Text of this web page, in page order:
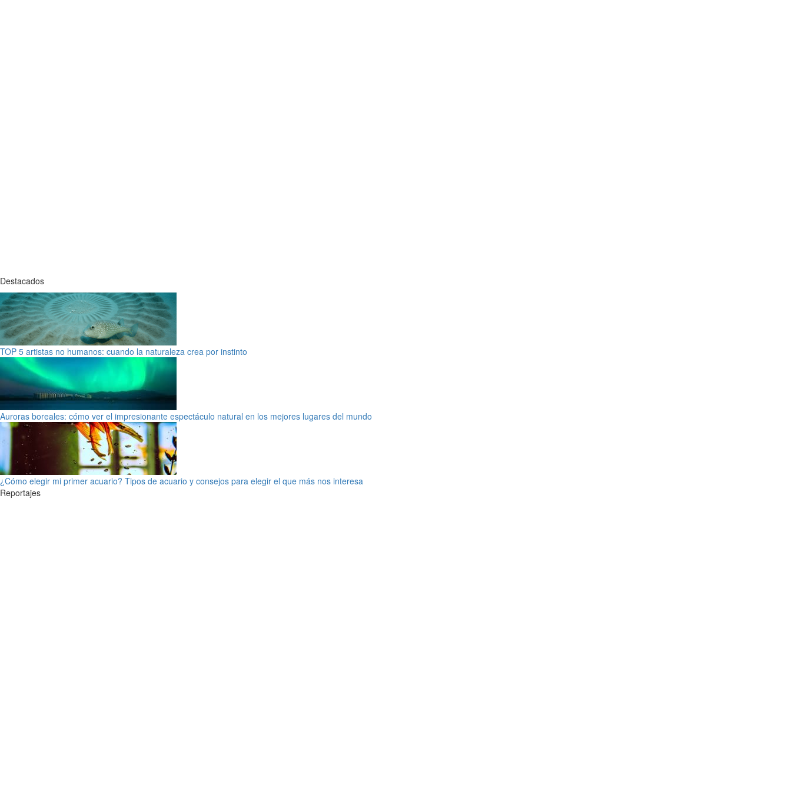
Destacados
TOP 5 artistas no humanos: cuando la naturaleza crea por instinto
Auroras boreales: cómo ver el impresionante espectáculo natural en los mejores lugares del mundo
¿Cómo elegir mi primer acuario? Tipos de acuario y consejos para elegir el que más nos interesa
Reportajes